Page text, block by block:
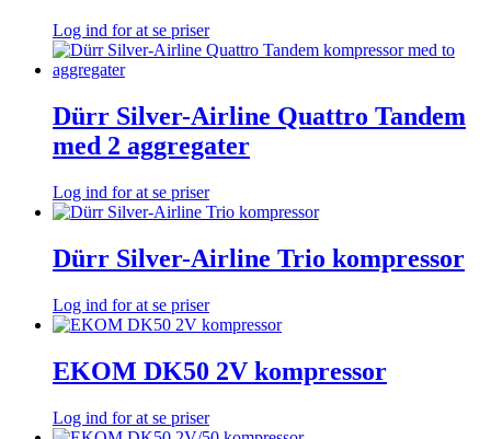
Log ind for at se priser
Dürr Silver-Airline Quattro Tandem
med 2 aggregater
Log ind for at se priser
Dürr Silver-Airline Trio kompressor
Log ind for at se priser
EKOM DK50 2V kompressor
Log ind for at se priser